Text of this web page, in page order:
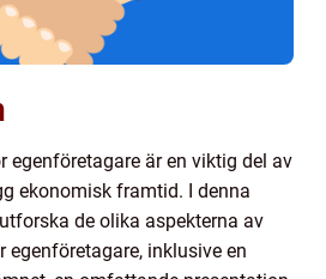
egenföretagare är en viktig del av
ekonomisk framtid. I denna
de olika aspekterna av
egenföretagare, inklusive en